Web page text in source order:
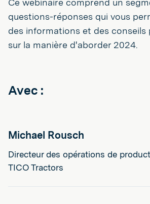
Ce webinaire comprend un
questions-réponses qui vous
des informations et des conseils
sur la manière d'aborder 2024.
Avec :
Michael Rousch
Directeur des opérations de
TICO Tractors